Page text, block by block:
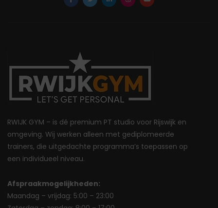
RWIJK GYM – is dé premium PT studio voor Rijswijk en
omgeving. Wij werken alleen met gediplomeerde
trainers, die uitgedachte programma’s toepassen op
een individueel niveau.
Afspraakmogelijkheden:
Maandag – vrijdag: 5:00 – 23:00